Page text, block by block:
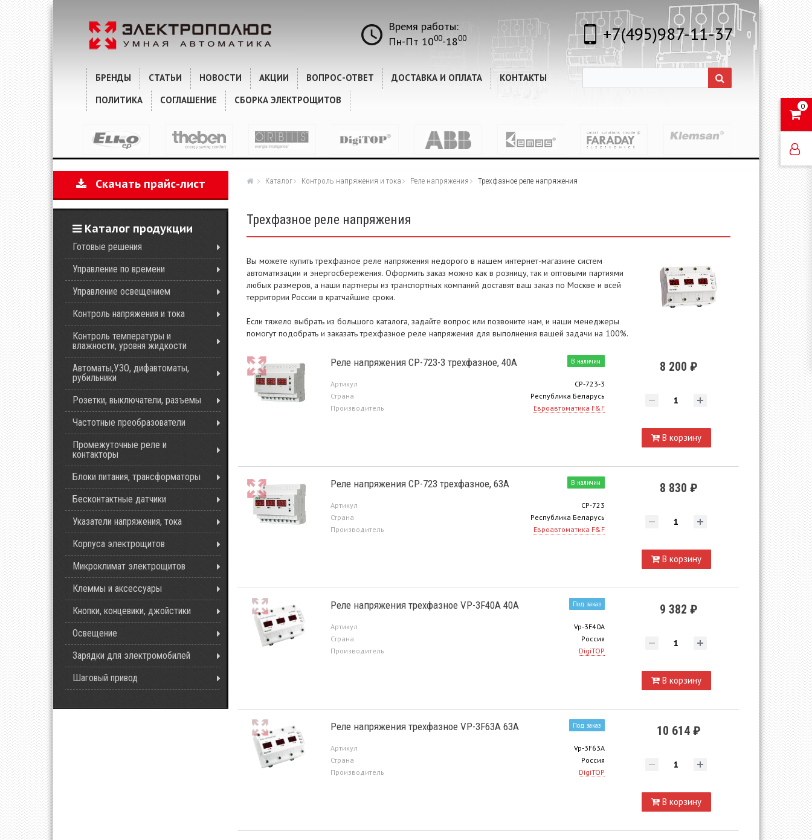
0
Время работы:
Пн-Пт 1000-1800 +7(495)987-11-37
БРЕНДЫ СТАТЬИ НОВОСТИ АКЦИИ ВОПРОС-ОТВЕТ ДОСТАВКА И ОПЛАТА
КОНТАКТЫ
ПОЛИТИКА
СОГЛАШЕНИЕ СБОРКА ЭЛЕКТРОЩИТОВ
Скачать прайс-лист
Каталог продукции
Готовые решения
Управление по времени
Управление освещением
Контроль напряжения и тока
Контроль температуры и
влажности, уровня жидкости
Автоматы,УЗО, дифавтоматы,
рубильники
Розетки, выключатели, разъемы
Частотные преобразователи
Промежуточные реле и
контакторы
Блоки питания, трансформаторы
Бесконтактные датчики
Указатели напряжения, тока
Корпуса электрощитов
Микроклимат электрощитов
Клеммы и аксессуары
Кнопки, концевики, джойстики
Освещение
Зарядки для электромобилей
Шаговый привод
Каталог Контроль напряжения и тока Реле напряжения Трехфазное реле напряжения
Трехфазное реле напряжения
Вы можете купить трехфазное реле напряжения недорого в нашем интернет-магазине систем
автоматизации и энергосбережения. Оформить заказ можно как в розницу, так и оптовыми партиями
любых размеров, а наши партнеры из транспортных компаний доставят ваш заказ по Москве и всей
территории России в кратчайшие сроки.
Если тяжело выбрать из большого каталога, задайте вопрос или позвоните нам, и наши менеджеры
помогут подобрать и заказать трехфазное реле напряжения для выполнения вашей задачи на 100%.
В наличии
Реле напряжения CP-723-3 трехфазное, 40A
Артикул
CP-723-3
Страна
Республика Беларусь
Производитель
Евроавтоматика F&F
8 200 ₽
В корзину
В наличии
Реле напряжения CP-723 трехфазное, 63A
Артикул
CP-723
Страна
Республика Беларусь
Производитель
Евроавтоматика F&F
8 830 ₽
В корзину
Под заказ
Реле напряжения трехфазное VP-3F40A 40A
Артикул
Vp-3F40A
Страна
Россия
Производитель
DigiTOP
9 382 ₽
В корзину
Под заказ
Реле напряжения трехфазное VP-3F63A 63A
Артикул
Vp-3F63A
Страна
Россия
Производитель
DigiTOP
10 614 ₽
В корзину